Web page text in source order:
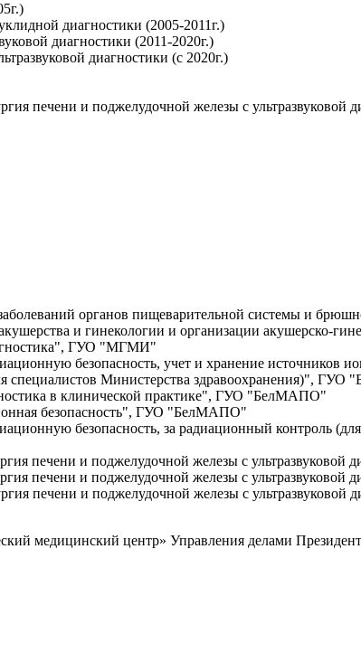
диагностики (2005-2011г.)
диагностики (2011-2020г.)
диагностики (с 2020г.)
печени и поджелудочной железы с ультразвуковой
органов пищеварительной системы и
и гинекологии и организации
ГУО "МГМИ"
безопасность, учет и хранение источников
специалистов Министерства здравоохранения)", ГУО
в клинической практике", ГУО "БелМАПО"
безопасность", ГУО "БелМАПО"
безопасность, за радиационный контроль
печени и поджелудочной железы с
печени и поджелудочной железы с
печени и поджелудочной железы с ультразвуковой
медицинский центр» Управления делами